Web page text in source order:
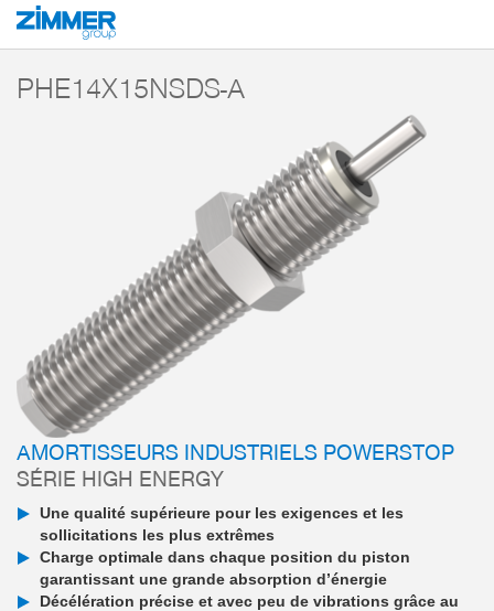
Démarrage Produits
PHE14X15NSDS-A
AMORTISSEURS INDUSTRIELS POWERSTOP
SÉRIE HIGH ENERGY
Une qualité supérieure pour les exigences et les
sollicitations les plus extrêmes
Charge optimale dans chaque position du piston
garantissant une grande absorption d’énergie
Décélération précise et avec peu de vibrations grâce au